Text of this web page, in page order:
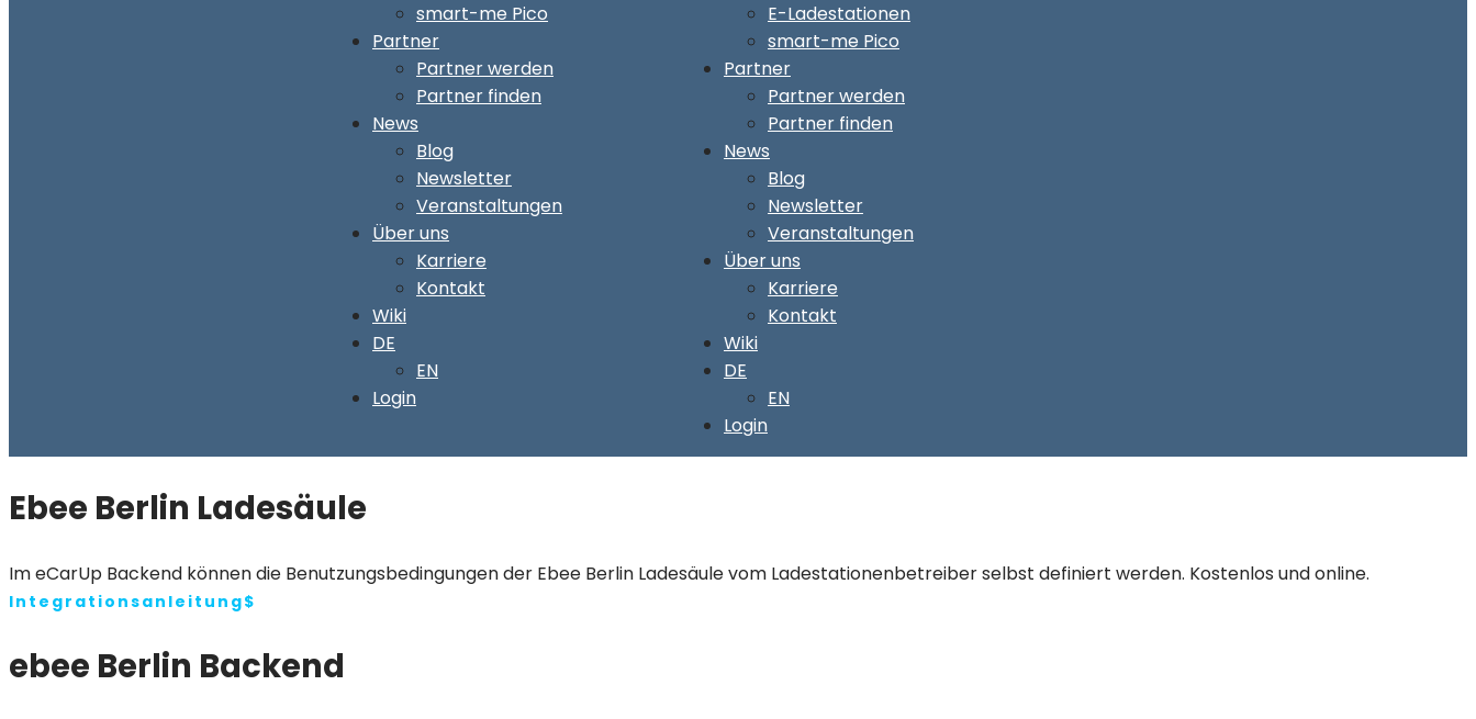
smart-me Pico
Partner
Partner werden
Partner finden
News
Blog
Newsletter
Veranstaltungen
Über uns
Karriere
Kontakt
Wiki
DE
EN
Login
E-Ladestationen
smart-me Pico
Partner
Partner werden
Partner finden
News
Blog
Newsletter
Veranstaltungen
Über uns
Karriere
Kontakt
Wiki
DE
EN
Login
Ebee Berlin Ladesäule
Im eCarUp Backend können die Benutzungsbedingungen der Ebee Berlin Ladesäule vom Ladestationenbetreiber selbst definiert werden. Kostenlos und online.
Integrationsanleitung
ebee Berlin Backend